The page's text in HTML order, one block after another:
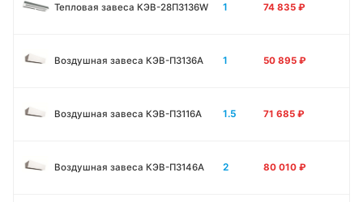
Тепловая завеса КЭВ-28П3136W 1 74 835 ₽
Воздушная завеса КЭВ-П3136A 1 50 895 ₽
Воздушная завеса КЭВ-П3116A 1.5 71 685 ₽
Воздушная завеса КЭВ-П3146A 2 80 010 ₽